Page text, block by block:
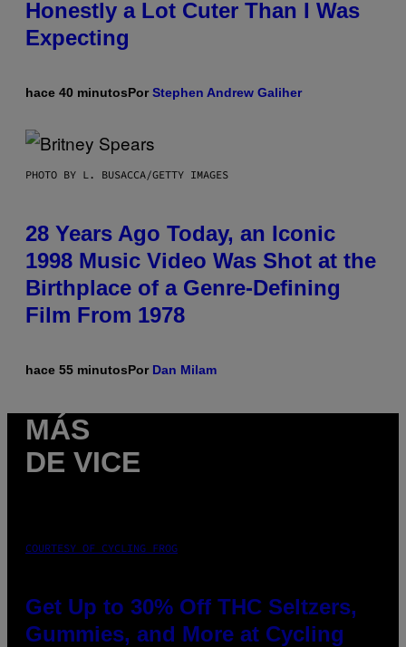
Honestly a Lot Cuter Than I Was
Expecting
hace 40 minutosPorStephen Andrew Galiher
PHOTO BY L. BUSACCA/GETTY IMAGES
28 Years Ago Today, an Iconic
1998 Music Video Was Shot at the
Birthplace of a Genre-Defining
Film From 1978
hace 55 minutosPor Dan Milam
MÁS
DE VICE
COURTESY OF CYCLING FROG
Get Up to 30% Off THC Seltzers,
Gummies, and More at Cycling